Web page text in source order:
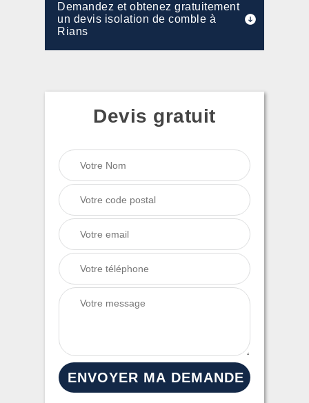
Demandez et obtenez gratuitement
un devis isolation de comble à
Rians
Devis gratuit